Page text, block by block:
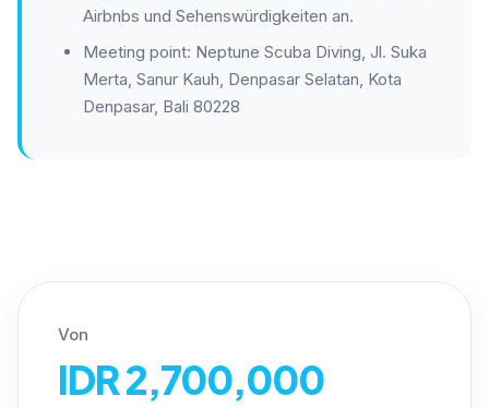
Airbnbs und Sehenswürdigkeiten an.
Meeting point: Neptune Scuba Diving, Jl. Suka
Merta, Sanur Kauh, Denpasar Selatan, Kota
Denpasar, Bali 80228
Von
IDR 2,700,000